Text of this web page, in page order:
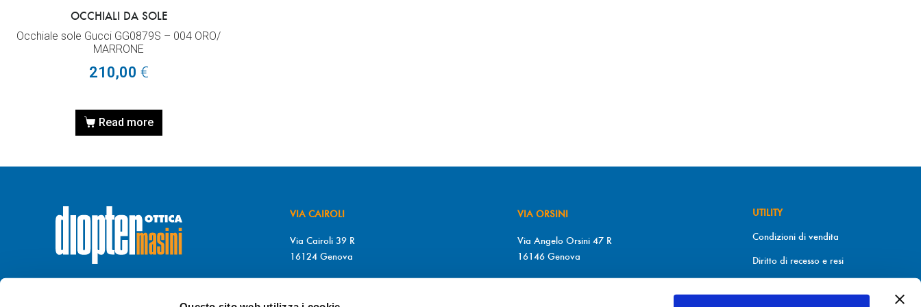
OCCHIALI DA SOLE
Occhiale sole Gucci GG0879S – 004 ORO/
MARRONE
210,00 €
Read more
VIA CAIROLI
Via Cairoli 39 R
16124 Genova
VIA ORSINI
Via Angelo Orsini 47 R
16146 Genova
UTILITY
Condizioni di vendita
Diritto di recesso e resi